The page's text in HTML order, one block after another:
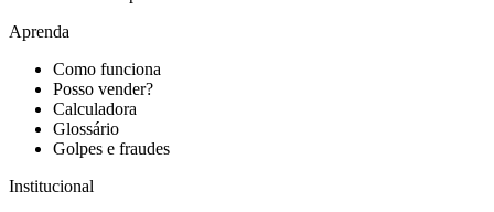
Aprenda
Como funciona
Posso vender?
Calculadora
Glossário
Golpes e fraudes
Institucional